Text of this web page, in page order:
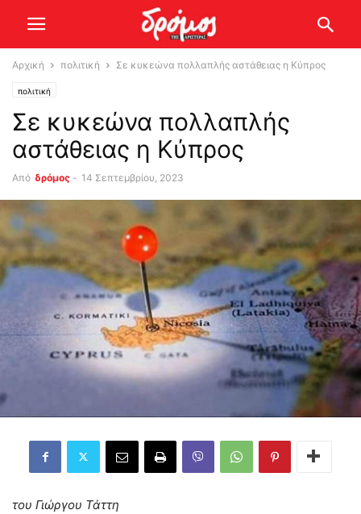
Αρχική πολιτική Σε κυκεώνα πολλαπλής αστάθειας η Κύπρος
πολιτική
Σε κυκεώνα πολλαπλής
αστάθειας η Κύπρος
Από δρόμος - 14 Σεπτεμβρίου, 2023
του Γιώργου Τάττη